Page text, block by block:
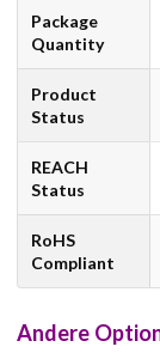
Package
Quantity
Product
Status
REACH
Status
RoHS
Compliant
Andere